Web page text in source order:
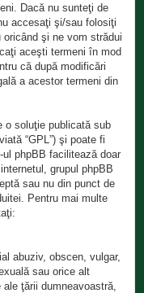
Dacă nu sunteţi de
accesaţi şi/sau folosiţi
oricând şi ne vom strădui
aceşti termeni în mod
că după modificări
a acestor termeni din
o soluţie publicată sub
“GPL”) şi poate fi
ul phpBB facilitează doar
grupul phpBB
sau nu din punct de
Pentru mai multe
abuziv, obscen, vulgar,
sau orice alt
ţării dumneavoastră,